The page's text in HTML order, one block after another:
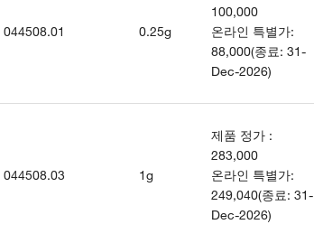
044508.01 0.25g
100,000
온라인 특별가:
88,000(종료: 31-
Dec-2026)
044508.03 1g
제품 정가 :
283,000
온라인 특별가:
249,040(종료: 31-
Dec-2026)